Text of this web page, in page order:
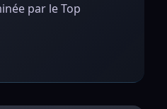
par le Top